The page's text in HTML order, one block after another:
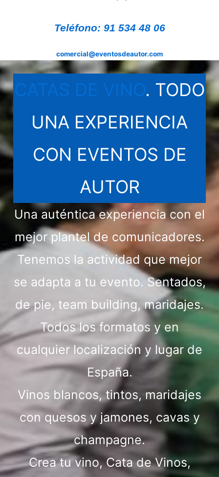
Teléfono: 91 534 48 06
comercial@eventosdeautor.com
CATAS DE VINO. TODO
UNA EXPERIENCIA
CON EVENTOS DE
AUTOR
Una auténtica experiencia con el
mejor plantel de comunicadores.
Tenemos la actividad que mejor
se adapta a tu evento. Sentados,
de pie, team building, maridajes.
Todos los formatos y en
cualquier localización y lugar de
España.
Vinos blancos, tintos, maridajes
con quesos y jamones, cavas y
champagne.
Crea tu vino, Cata de Vinos,